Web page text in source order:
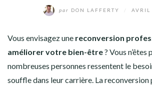
par DON LAFFERTY
Vous envisagez une reconversion
améliorer votre bien-être? Vous n’êtes
nombreuses personnes ressentent le
souffle dans leur carrière. La